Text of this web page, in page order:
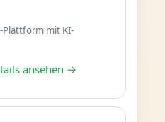
Plattform mit KI-
ansehen →